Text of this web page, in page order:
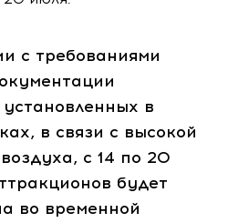
с требованиями
в
в связи с высокой
с 14 по 20
будет
во временной